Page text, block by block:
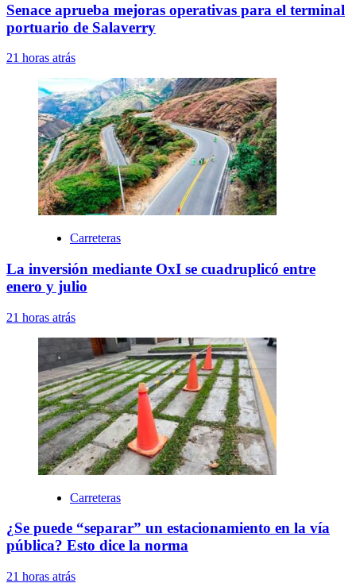
Senace aprueba mejoras operativas para el terminal
portuario de Salaverry
21 horas atrás
Carreteras
La inversión mediante OxI se cuadruplicó entre
enero y julio
21 horas atrás
Carreteras
¿Se puede “separar” un estacionamiento en la vía
pública? Esto dice la norma
21 horas atrás